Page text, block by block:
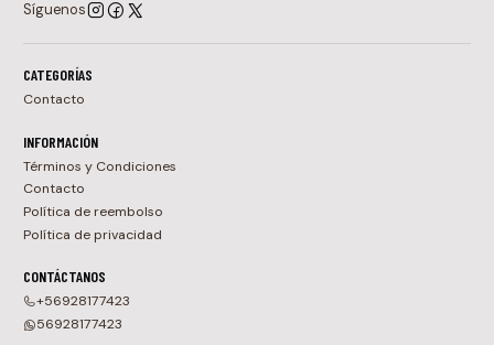
Síguenos
CATEGORÍAS
Contacto
INFORMACIÓN
Términos y Condiciones
Contacto
Política de reembolso
Política de privacidad
CONTÁCTANOS
+56928177423
56928177423